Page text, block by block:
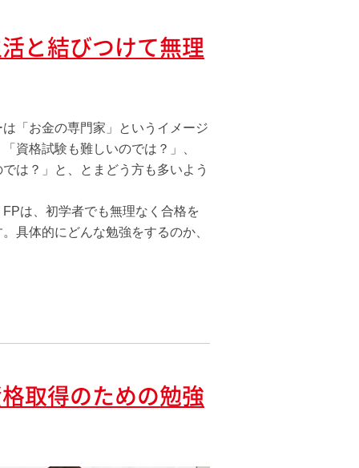
と結びつけて無理
「お金の専門家」というイメージ
資格試験も難しいのでは？」、
は？」と、とまどう方も多いよう
は、初学者でも無理なく合格を
具体的にどんな勉強をするのか、
取得のための勉強